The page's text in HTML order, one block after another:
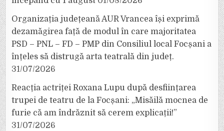
Organizația județeană AUR Vrancea își exprimă
dezamăgirea față de modul în care majoritatea
PSD – PNL – FD – PMP din Consiliul local Focșani a
înțeles să distrugă arta teatrală din județ.
31/07/2026
Reacția actriței Roxana Lupu după desființarea
trupei de teatru de la Focșani: „Misăilă mocnea de
furie că am îndrăznit să cerem explicații!”
31/07/2026